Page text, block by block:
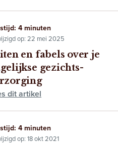
4 minuten
op: 22 mei 2025
en fabels over je
gezichts­
dit artikel
4 minuten
op: 18 okt 2021